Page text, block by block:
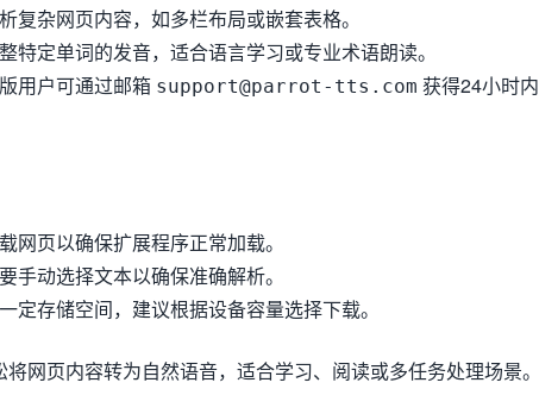
复杂网页内容，如多栏布局或嵌套表格。
特定单词的发音，适合语言学习或专业术语朗读。
用户可通过邮箱 support@parrot-tts.com 获得24小时内
网页以确保扩展程序正常加载。
手动选择文本以确保准确解析。
定存储空间，建议根据设备容量选择下载。
网页内容转为自然语音，适合学习、阅读或多任务处理场景